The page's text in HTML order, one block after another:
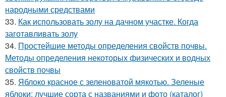
народными средствами
33. Как использовать золу на дачном участке. Когда
заготавливать золу
34. Простейшие методы определения свойств почвы.
Методы определения некоторых физических и водных
свойств почвы
35. Яблоко красное с зеленоватой мякотью. Зеленые
яблоки: лучшие сорта с названиями и фото (каталог)